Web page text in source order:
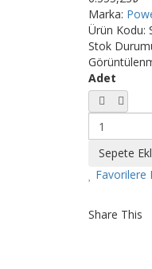
Marka:
Ürün Kodu:
Stok
Adet
Favorilere
Share This